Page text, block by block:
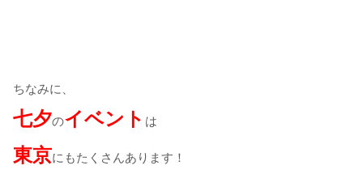
ちなみに、
七夕のイベント は
東京にもたくさんあります！